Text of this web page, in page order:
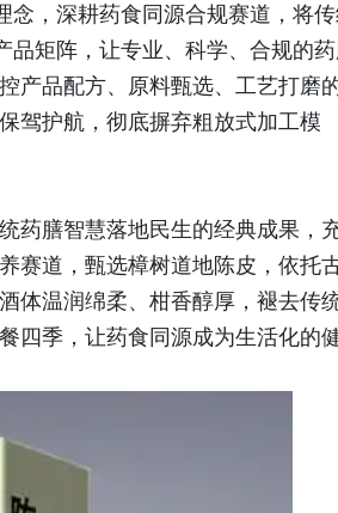
念，深耕药食同源合规赛道，将
品矩阵，让专业、科学、合规的
产品配方、原料甄选、工艺打磨
驾护航，彻底摒弃粗放式加工模
药膳智慧落地民生的经典成果，
赛道，甄选樟树道地陈皮，依托
体温润绵柔、柑香醇厚，褪去传
四季，让药食同源成为生活化的